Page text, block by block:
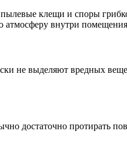
клещи и споры
атмосферу внутри
не выделяют вредных
достаточно протирать